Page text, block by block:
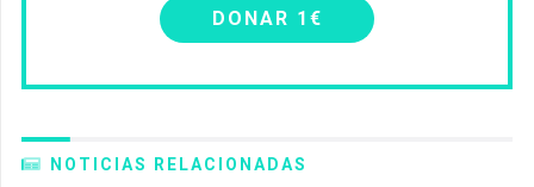
DONAR 1€
NOTICIAS RELACIONADAS